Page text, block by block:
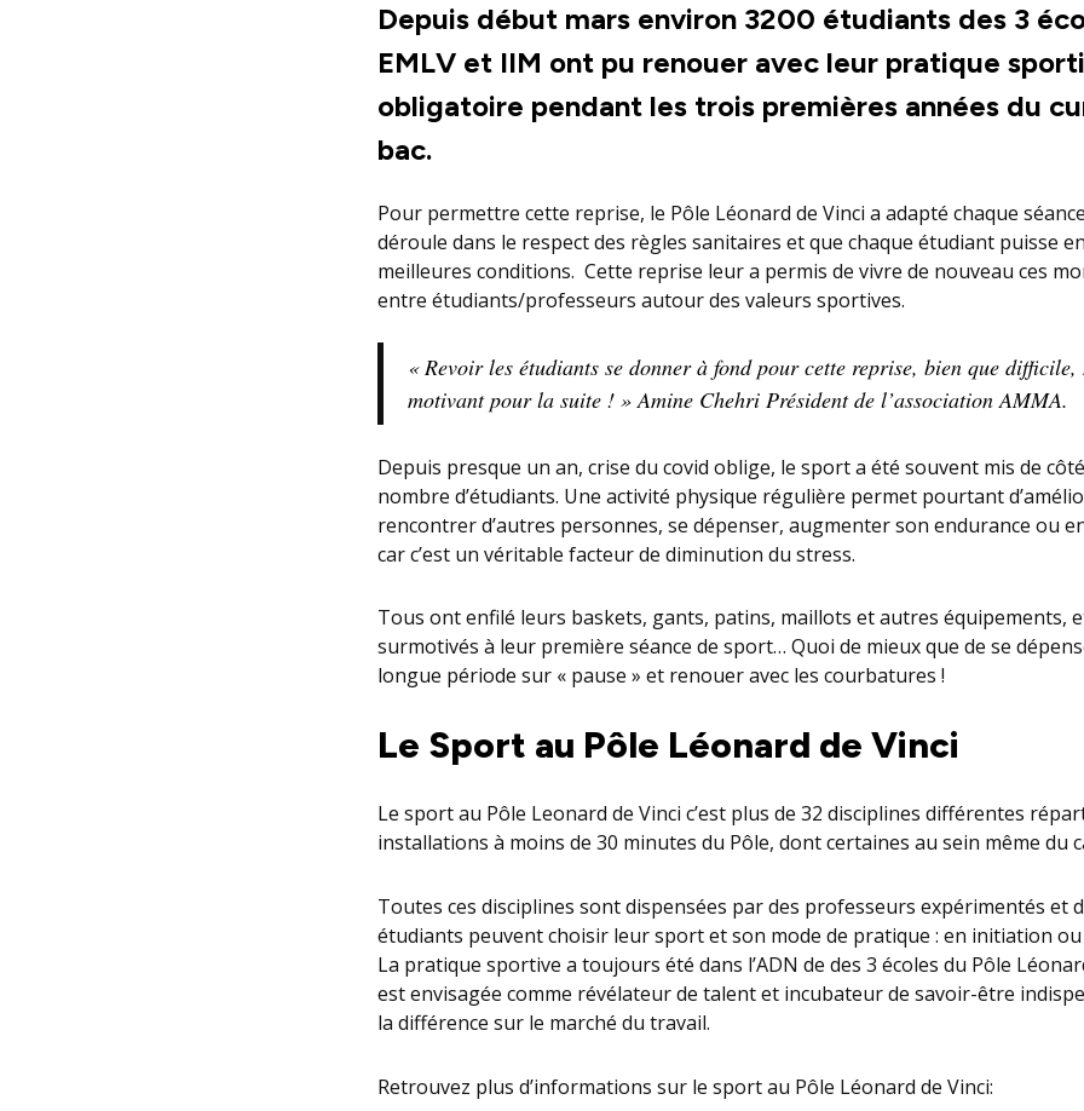
Depuis début mars environ 3200 étudiants des 3
EMLV et IIM ont pu renouer avec leur pratique
obligatoire pendant les trois premières années du
bac.
Pour permettre cette reprise, le Pôle Léonard de Vinci a adapté chaque
déroule dans le respect des règles sanitaires et que chaque étudiant puisse
meilleures conditions. Cette reprise leur a permis de vivre de nouveau ces
entre étudiants/professeurs autour des valeurs sportives.
« Revoir les étudiants se donner à fond pour cette reprise, bien que difficile,
motivant pour la suite ! » Amine Chehri Président de l’association AMMA.
Depuis presque un an, crise du covid oblige, le sport a été souvent mis de
nombre d’étudiants. Une activité physique régulière permet pourtant
rencontrer d’autres personnes, se dépenser, augmenter son endurance ou
car c’est un véritable facteur de diminution du stress.
Tous ont enfilé leurs baskets, gants, patins, maillots et autres équipements,
surmotivés à leur première séance de sport… Quoi de mieux que de se
longue période sur « pause » et renouer avec les courbatures !
Le Sport au Pôle Léonard de Vinci
Le sport au Pôle Leonard de Vinci c’est plus de 32 disciplines différentes
installations à moins de 30 minutes du Pôle, dont certaines au sein même du
Toutes ces disciplines sont dispensées par des professeurs expérimentés et
étudiants peuvent choisir leur sport et son mode de pratique : en initiation
La pratique sportive a toujours été dans l’ADN de des 3 écoles du Pôle
est envisagée comme révélateur de talent et incubateur de savoir-être
la différence sur le marché du travail.
Retrouvez plus d’informations sur le sport au Pôle Léonard de Vinci: